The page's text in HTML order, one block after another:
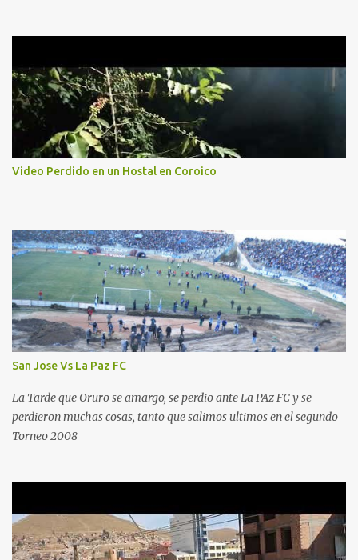
Video Perdido en un Hostal en Coroico
San Jose Vs La Paz FC
La Tarde que Oruro se amargo, se perdio ante La PAz FC y se
perdieron muchas cosas, tanto que salimos ultimos en el segundo
Torneo 2008